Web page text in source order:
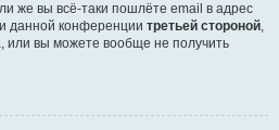
же вы всё-таки пошлёте email в адрес
данной конференции третьей стороной,
или вы можете вообще не получить